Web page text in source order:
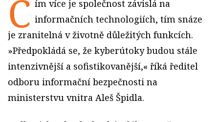
Č ím více je společnost závislá na
informačních technologiích, tím snáze
je zranitelná v životně důležitých funkcích.
»Předpokládá se, že kyberútoky budou stále
intenzivnější a sofistikovanější,« říká ředitel
odboru informační bezpečnosti na
ministerstvu vnitra Aleš Špidla.